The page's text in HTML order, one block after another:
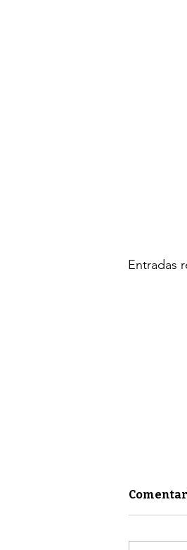
Entradas